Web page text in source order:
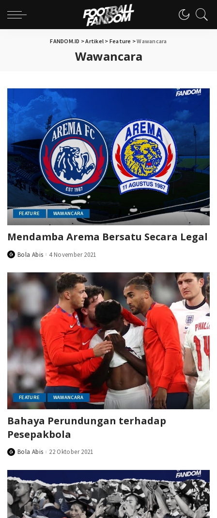
FANDOM.ID >Artikel > Feature >Wawancara
Wawancara
FEATURE WAWANCARA
Mendamba Arema Bersatu Secara Legal
PostedBola Abis 4 November 2021
FEATURE WAWANCARA
Bahaya Perundungan terhadap
Pesepakbola
PostedBola Abis 22 Oktober 2021